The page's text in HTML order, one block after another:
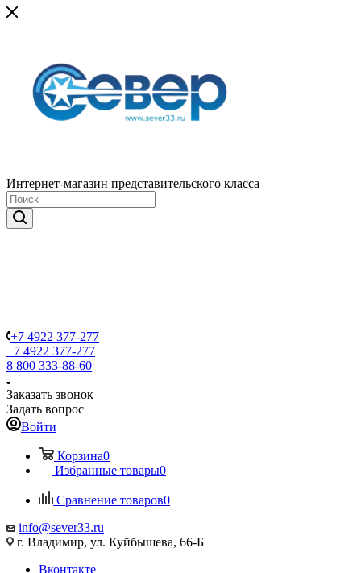
Интернет-магазин представительского класса
+7 4922 377-277
+7 4922 377-277
8 800 333-88-60
Заказать звонок
Задать вопрос
Войти
Корзина0
Избранные товары0
Сравнение товаров0
info@sever33.ru
г. Владимир, ул. Куйбышева, 66-Б
Вконтакте